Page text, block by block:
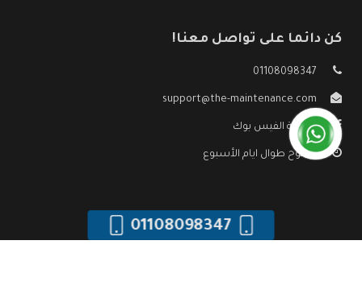
كن دائما على تواصل معنا!
01108098347
support@the-maintenance.com
صفحة الفيس بوك
مفتوح طوال ايام الأسبوع
01108098347